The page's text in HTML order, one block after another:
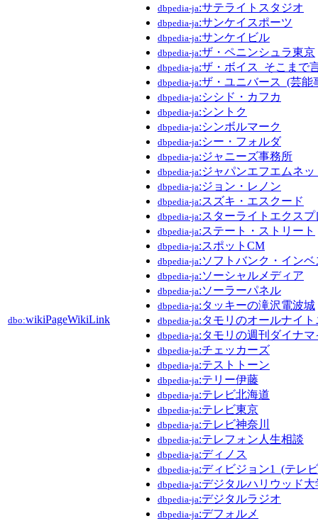
dbo:wikiPageWikiLink
dbpedia-ja:サテライトスタジオ
dbpedia-ja:サンケイスポーツ
dbpedia-ja:サンケイビル
dbpedia-ja:ザ・ペニンシュラ東京
dbpedia-ja:ザ・ボイス_そこまで
dbpedia-ja:ザ・ユニバース_(芸能
dbpedia-ja:シシド・カフカ
dbpedia-ja:シントク
dbpedia-ja:シンボルマーク
dbpedia-ja:シー・フォルダ
dbpedia-ja:ジャニーズ事務所
dbpedia-ja:ジャパンエフエムネ
dbpedia-ja:ジョン・レノン
dbpedia-ja:スズキ・エスクード
dbpedia-ja:スターライトエクスプ
dbpedia-ja:ステート・ストリート
dbpedia-ja:スポットCM
dbpedia-ja:ソフトバンク・イン
dbpedia-ja:ソーシャルメディア
dbpedia-ja:ソーラーパネル
dbpedia-ja:タッキーの滝沢電波城
dbpedia-ja:タモリのオールナイ
dbpedia-ja:タモリの週刊ダイナマ
dbpedia-ja:チェッカーズ
dbpedia-ja:テストトーン
dbpedia-ja:テリー伊藤
dbpedia-ja:テレビ北海道
dbpedia-ja:テレビ東京
dbpedia-ja:テレビ神奈川
dbpedia-ja:テレフォン人生相談
dbpedia-ja:ディノス
dbpedia-ja:ディビジョン1_(テレ
dbpedia-ja:デジタルハリウッド大
dbpedia-ja:デジタルラジオ
dbpedia-ja:デフォルメ